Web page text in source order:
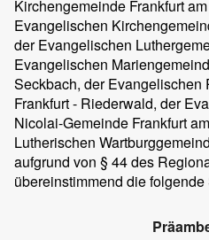
Kirchengemeinde Frankfurt
Evangelischen
der Evangelischen
Evangelischen
Seckbach, der
Frankfurt - Riederwald, der
Nicolai-Gemeinde Frankfurt
Lutherischen
aufgrund von § 44 des
übereinstimmend die